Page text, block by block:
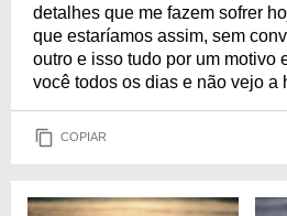
detalhes que me fazem sofrer
que estaríamos assim, sem
outro e isso tudo por um motivo
você todos os dias e não vejo a
COPIAR